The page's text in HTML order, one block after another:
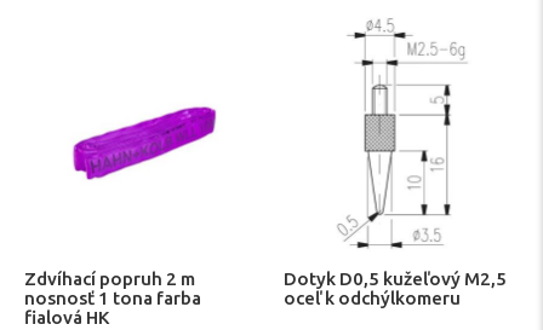
Zdvíhací popruh 2 m
nosnosť 1 tona farba
fialová HK
Dotyk D0,5 kužeľový M2,5
oceľ k odchýlkomeru